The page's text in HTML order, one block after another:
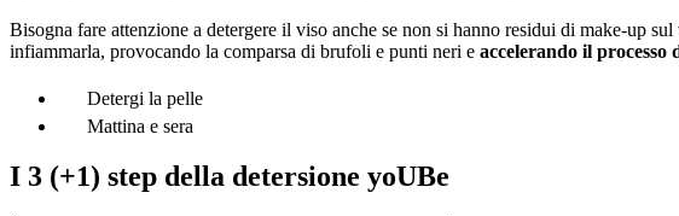
Bisogna fare attenzione a detergere il viso anche se non si hanno residui di make-up
infiammarla, provocando la comparsa di brufoli e punti neri e accelerando il processo
Detergi la pelle
Mattina e sera
I 3 (+1) step della detersione yoUBe